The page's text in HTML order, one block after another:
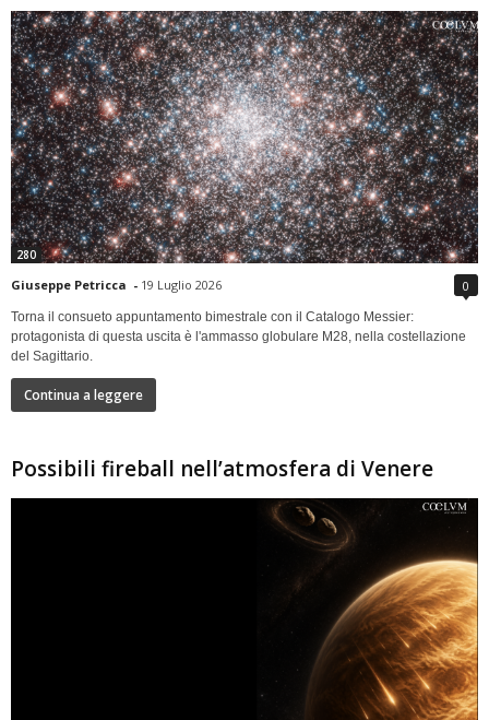
280
Giuseppe Petricca - 19 Luglio 2026 0
Torna il consueto appuntamento bimestrale con il Catalogo Messier:
protagonista di questa uscita è l'ammasso globulare M28, nella costellazione
del Sagittario.
Continua a leggere
Possibili fireball nell’atmosfera di Venere